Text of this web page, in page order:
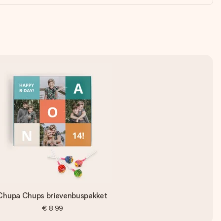
Chups brievenbuspakket
€ 8,99